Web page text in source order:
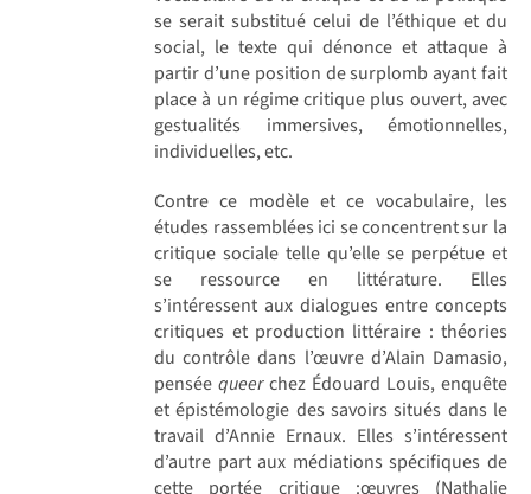
se serait substitué celui de l’éthique et du
social, le texte qui dénonce et attaque à
partir d’une position de surplomb ayant fait
place à un régime critique plus ouvert, avec
gestualités immersives, émotionnelles,
individuelles, etc.
Contre ce modèle et ce vocabulaire, les
études rassemblées ici se concentrent sur la
critique sociale telle qu’elle se perpétue et
se ressource en littérature. Elles
s’intéressent aux dialogues entre concepts
critiques et production littéraire : théories
du contrôle dans l’œuvre d’Alain Damasio,
penséequeerchez Édouard Louis, enquête
et épistémologie des savoirs situés dans le
travail d’Annie Ernaux. Elles s’intéressent
d’autre part aux médiations spécifiques de
cette portée critique :œuvres (Nathalie